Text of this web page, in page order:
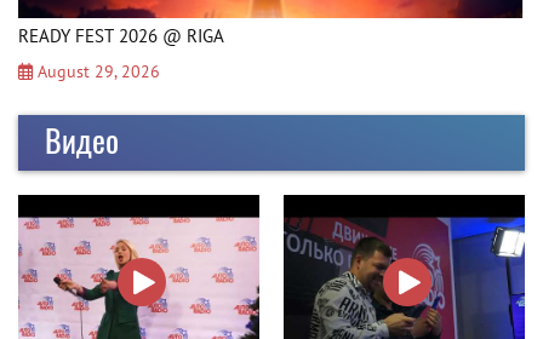
READY FEST 2026 @ RIGA
August 29, 2026
Видео